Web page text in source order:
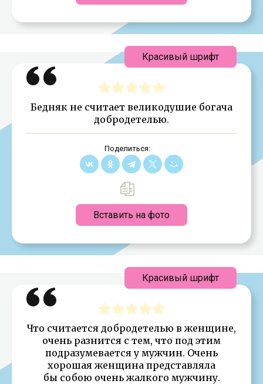
Бедняк не считает великодушие богача
добродетелью.
Поделиться:
Вставить на фото
Красивый шрифт
Что считается добродетелью в женщине,
очень разнится с тем, что под этим
подразумевается у мужчин. Очень
хорошая женщина представляла
бы собою очень жалкого мужчину.
Красивый шрифт